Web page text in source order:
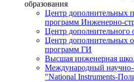
образования
Центр дополнительных
программ Инженерно-
Центр
Центр дополнительных
программ ГИ
Высшая инженерная
Международный научно-
"National Instruments-